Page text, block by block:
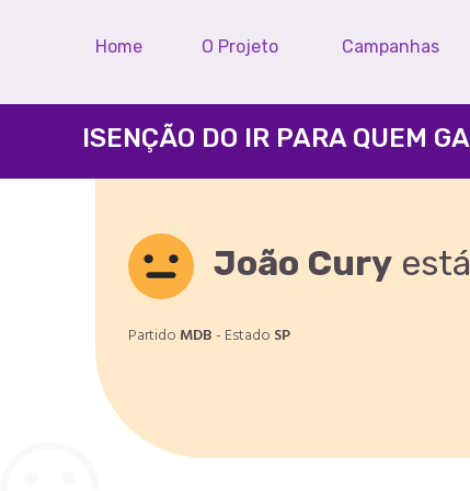
Home O Projeto Campanhas
João Cury está
Partido MDB - Estado SP